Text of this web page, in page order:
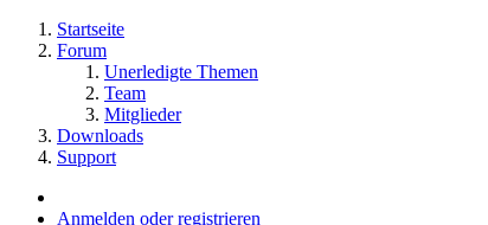
Startseite
Forum
Unerledigte Themen
Team
Mitglieder
Downloads
Support
Anmelden oder registrieren